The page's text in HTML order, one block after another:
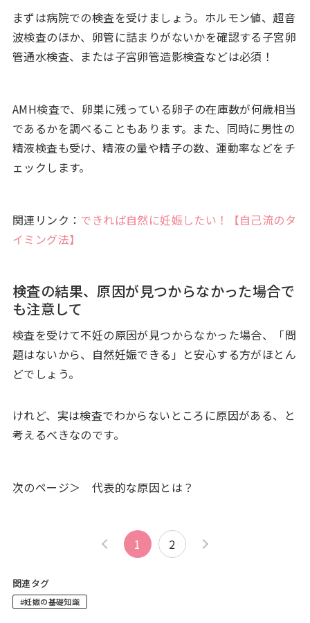
まずは病院での検査を受けましょう。ホルモン値、超音
波検査のほか、卵管に詰まりがないかを確認する子宮卵
管通水検査、または子宮卵管造影検査などは必須！
AMH検査で、卵巣に残っている卵子の在庫数が何歳相当
であるかを調べることもあります。また、同時に男性の
精液検査も受け、精液の量や精子の数、運動率などをチ
ェックします。
関連リンク： できれば自然に妊娠したい！【自己流のタ
イミング法】
検査の結果、原因が見つからなかった場合で
も注意して
検査を受けて不妊の原因が見つからなかった場合、「問
題はないから、自然妊娠できる」と安心する方がほとん
どでしょう。
けれど、実は検査でわからないところに原因がある、と
考えるべきなのです。
次のページ＞ 代表的な原因とは？
1 2
関連タグ
#妊娠の基礎知識